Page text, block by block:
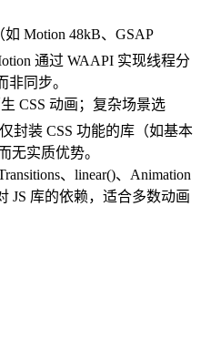
如 Motion 48kB、GSAP
通过 WAAPI 实现线程分
非同步。
CSS 动画；复杂场景选
封装 CSS 功能的库（如基本
无实质优势。
、linear()、Animation
JS 库的依赖，适合多数动画